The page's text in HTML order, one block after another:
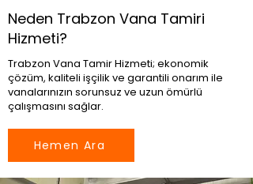
Neden Trabzon Vana Tamiri
Hizmeti?
Trabzon Vana Tamir Hizmeti; ekonomik
çözüm, kaliteli işçilik ve garantili onarım ile
vanalarınızın sorunsuz ve uzun ömürlü
çalışmasını sağlar.
Hemen Ara